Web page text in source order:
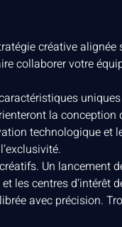
créative
collaborer votre
la conception
technologique et
Un lancement
les centres d’intérêt
avec précision.